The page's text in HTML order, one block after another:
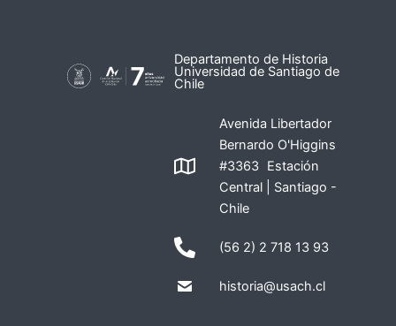
Departamento de Historia
Universidad de Santiago de
Chile
Avenida Libertador
Bernardo O'Higgins
#3363 Estación
Central | Santiago -
Chile
(56 2) 2 718 13 93
historia@usach.cl